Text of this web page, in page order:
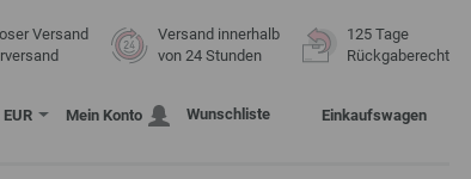
Versand
Versand innerhalb
von 24 Stunden
125 Tage
Rückgaberecht
EUR Mein Konto Wunschliste Einkaufswagen